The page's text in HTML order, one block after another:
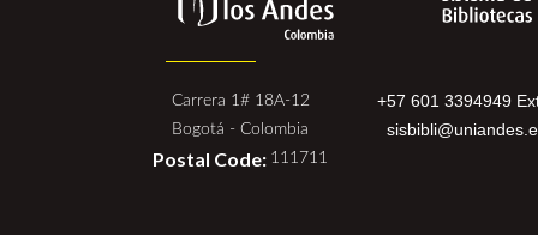
Carrera 1# 18A-12
Bogotá - Colombia
Postal Code: 111711
+57 601 3394949